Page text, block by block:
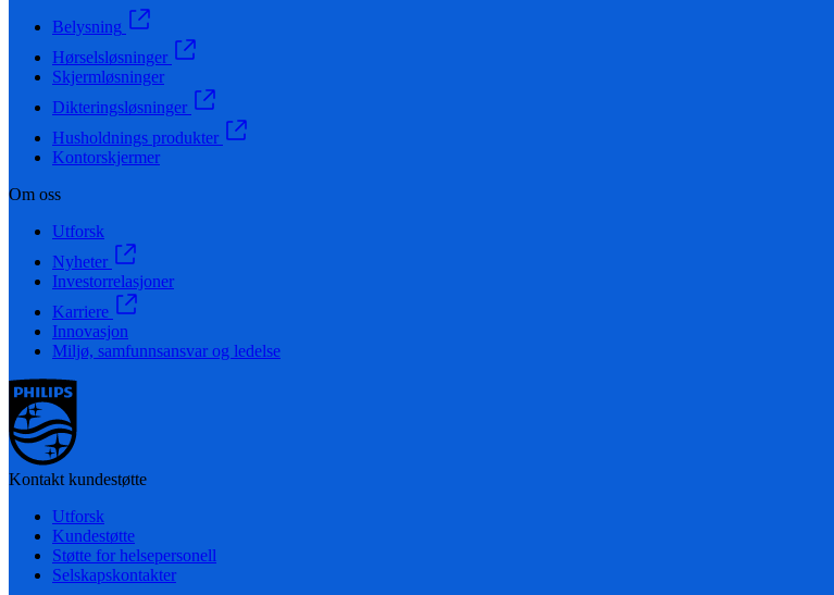
Belysning
Hørselsløsninger
Skjermløsninger
Dikteringsløsninger
Husholdnings produkter
Kontorskjermer
Om oss
Utforsk
Nyheter
Investorrelasjoner
Karriere
Innovasjon
Miljø, samfunnsansvar og ledelse
Kontakt kundestøtte
Utforsk
Kundestøtte
Støtte for helsepersonell
Selskapskontakter